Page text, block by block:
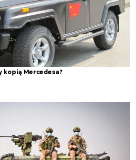
Mercedesa?